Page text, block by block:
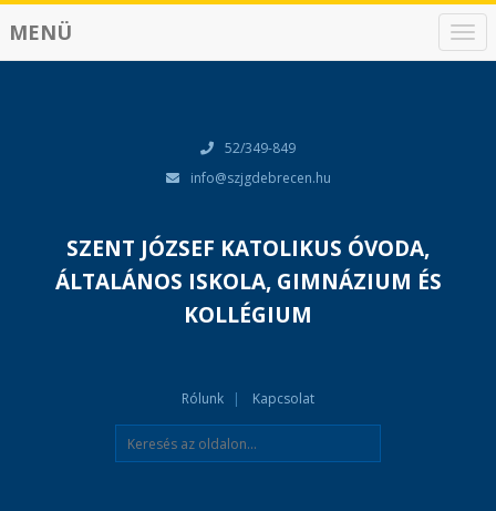
N
a
MENÜ
52/349-849
info@szjgdebrecen.hu
SZENT JÓZSEF KATOLIKUS ÓVODA,
ÁLTALÁNOS ISKOLA, GIMNÁZIUM ÉS
KOLLÉGIUM
Rólunk Kapcsolat